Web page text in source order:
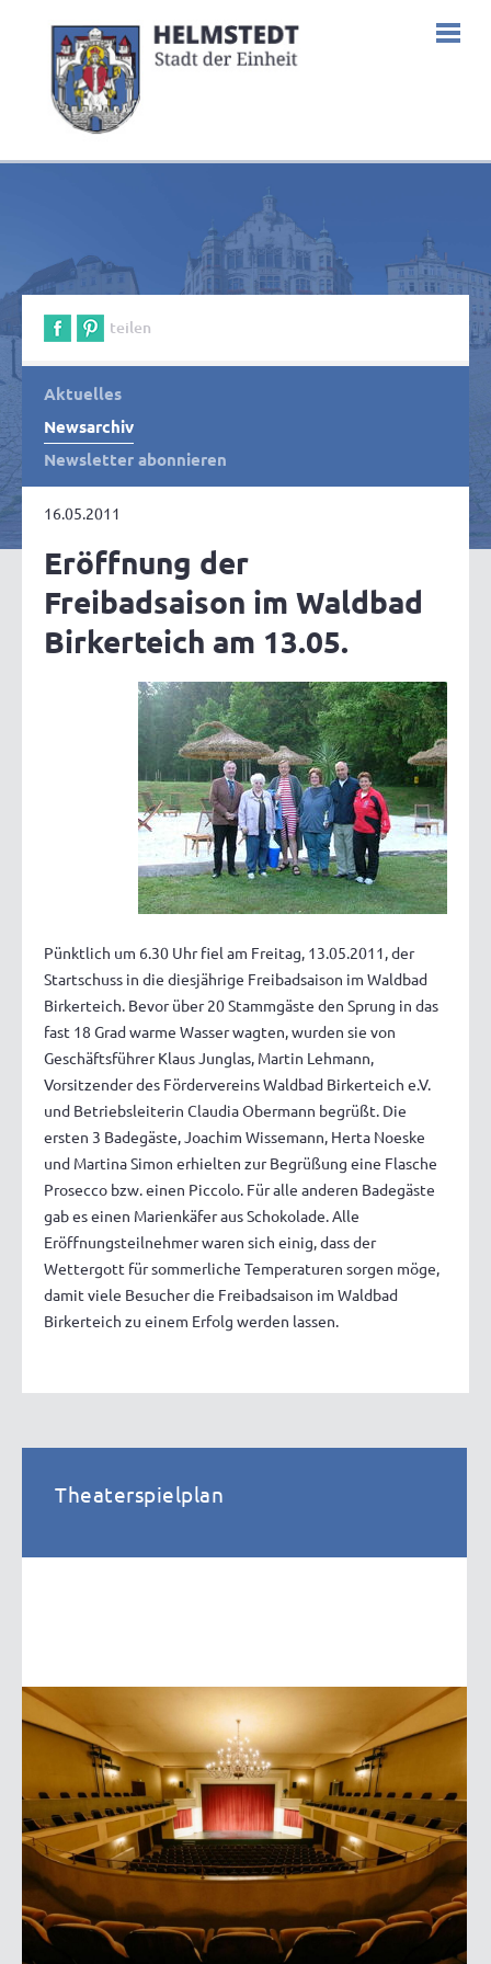
teilen
Aktuelles
Newsarchiv
Newsletter abonnieren
16.05.2011
Eröffnung der
Freibadsaison im Waldbad
Birkerteich am 13.05.
Pünktlich um 6.30 Uhr fiel am Freitag, 13.05.2011, der
Startschuss in die diesjährige Freibadsaison im Waldbad
Birkerteich. Bevor über 20 Stammgäste den Sprung in das
fast 18 Grad warme Wasser wagten, wurden sie von
Geschäftsführer Klaus Junglas, Martin Lehmann,
Vorsitzender des Fördervereins Waldbad Birkerteich e.V.
und Betriebsleiterin Claudia Obermann begrüßt. Die
ersten 3 Badegäste, Joachim Wissemann, Herta Noeske
und Martina Simon erhielten zur Begrüßung eine Flasche
Prosecco bzw. einen Piccolo. Für alle anderen Badegäste
gab es einen Marienkäfer aus Schokolade. Alle
Eröffnungsteilnehmer waren sich einig, dass der
Wettergott für sommerliche Temperaturen sorgen möge,
damit viele Besucher die Freibadsaison im Waldbad
Birkerteich zu einem Erfolg werden lassen.
Theaterspielplan